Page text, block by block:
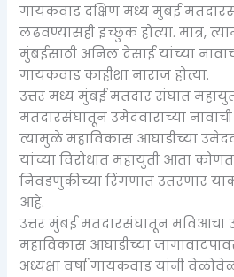
गायकवाड दक्षिण मध्य मुंबई
लढवण्यासही इच्छुक होत्या. मात्र,
मुंबईसाठी अनिल देसाई यांच्या
गायकवाड काहीशा नाराज होत्या.
उत्तर मध्य मुंबई मतदार संघात
मतदारसंघातून उमेदवाराच्या
त्यामुळे महाविकास आघाडीच्या
यांच्या विरोधात महायुती आता
निवडणुकीच्या रिंगणात उतरणार
आहे.
उत्तर मुंबई मतदारसंघातून मविआचा
महाविकास आघाडीच्या
अध्यक्षा वर्षा गायकवाड यांनी